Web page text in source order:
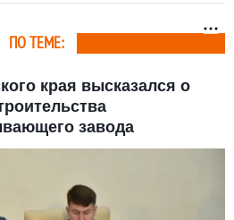
ПО ТЕМЕ:
края высказался о
завода